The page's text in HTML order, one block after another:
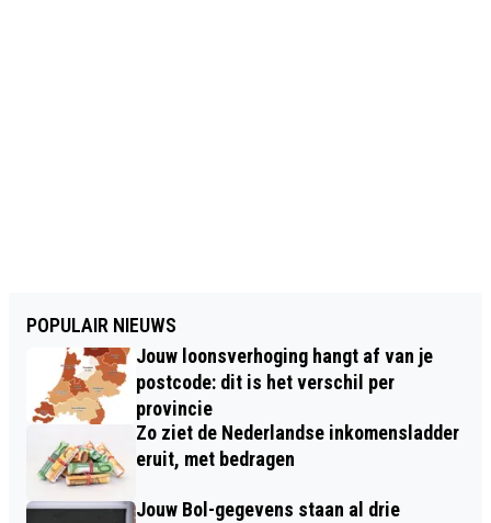
POPULAIR NIEUWS
Jouw loonsverhoging hangt af van je
postcode: dit is het verschil per
provincie
Zo ziet de Nederlandse inkomensladder
eruit, met bedragen
Jouw Bol-gegevens staan al drie